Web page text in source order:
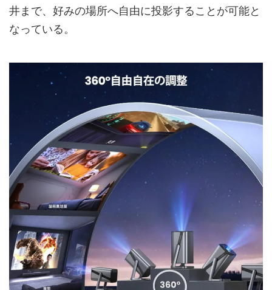
井まで、好みの場所へ自由に投影することが可能と
なっている。